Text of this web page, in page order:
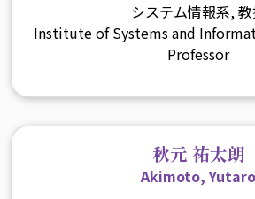
システム情報系,
Institute of Systems and
Professor
秋元 祐太朗
Akimoto, Yutaro